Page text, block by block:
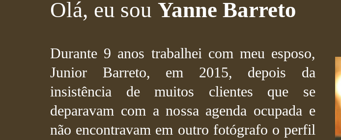
Olá, eu sou Yanne Barreto
Durante 9 anos trabalhei com meu esposo,
Junior Barreto, em 2015, depois da
insistência de muitos clientes que se
deparavam com a nossa agenda ocupada e
não encontravam em outro fotógrafo o perfil